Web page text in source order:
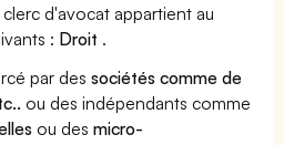
d'avocat appartient au
: Droit .
par dessociétés comme de
ou des indépendants comme
ou desmicro-